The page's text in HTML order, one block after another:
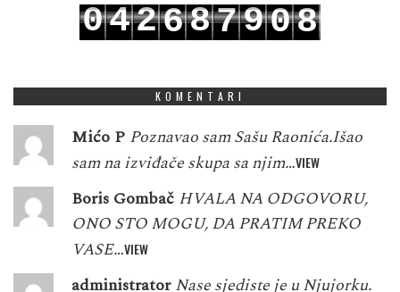
042687908
KOMENTARI
Mićo P Poznavao sam Sašu Raonića.Išao
sam na izviđače skupa sa njim…VIEW
Boris Gombač HVALA NA ODGOVORU,
ONO STO MOGU, DA PRATIM PREKO
VASE…VIEW
administrator Nase sjediste je u Njujorku.